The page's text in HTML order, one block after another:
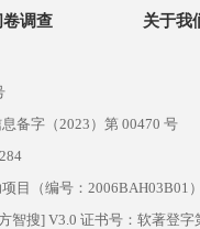
卷调查 关于我
备字（2023）第 00470 号
目（编号：2006BAH03B01
智搜] V3.0 证书号：软著登字